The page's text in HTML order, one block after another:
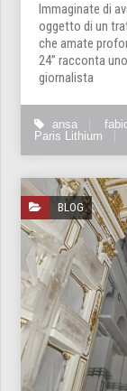
Immaginate di
oggetto di un
che amate
24” racconta
giornalista
ansa
Paris Lithium
BLOG